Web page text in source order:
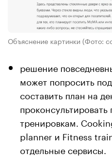
Объяснение картинки (Фото:
решение
может попросить
составить план на
тренировкам.
planner и Fitness
отдельные сервисы.